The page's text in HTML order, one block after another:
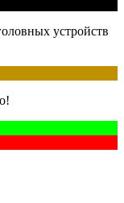
устройств